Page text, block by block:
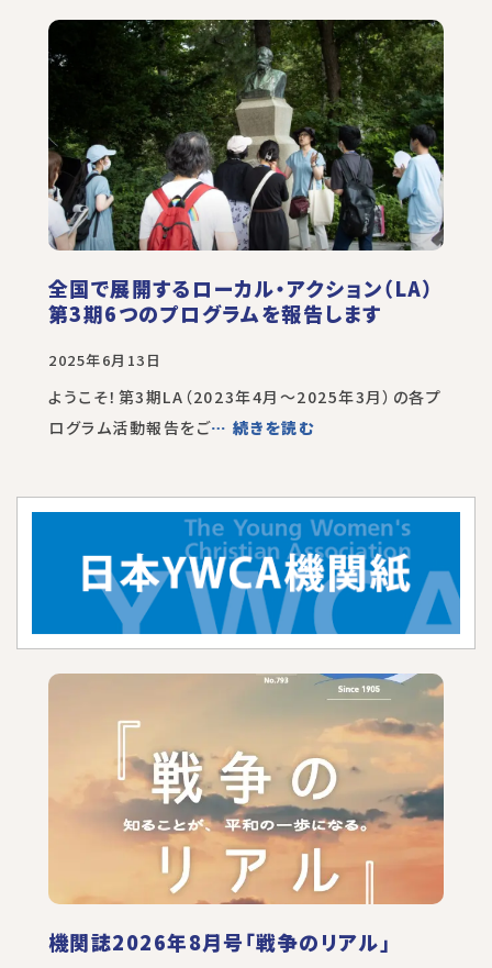
全国で展開するローカル・アクション（LA）
第3期6つのプログラムを報告します
2025年6月13日
ようこそ！第3期LA（2023年4月～2025年3月）の各プ
ログラム活動報告をご… 続きを読む
機関誌2026年8月号「戦争のリアル」